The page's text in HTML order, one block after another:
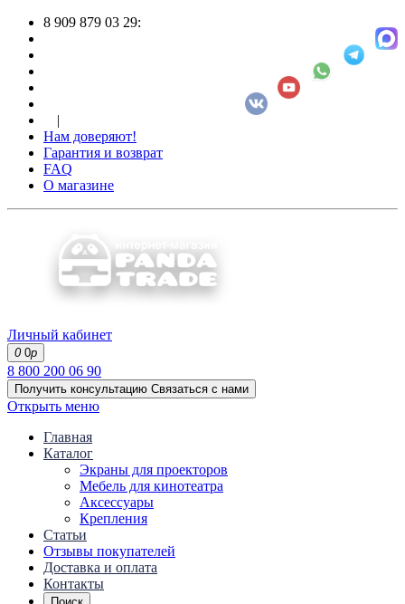
8 909 879 03 29:
|
Нам доверяют!
Гарантия и возврат
FAQ
О магазине
Личный кабинет
0 0р
8 800 200 06 90
Получить консультацию Связаться с нами
Открыть меню
Главная
Каталог
Экраны для проекторов
Mебель для кинотеатра
Аксессуары
Крепления
Статьи
Отзывы покупателей
Доставка и оплата
Контакты